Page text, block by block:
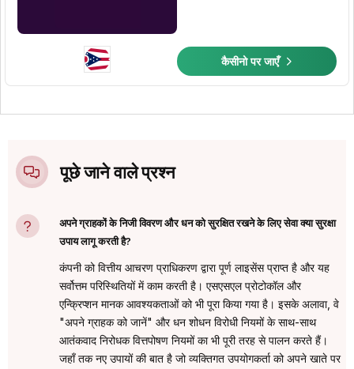
कैसीनो पर जाएँ
पूछे जाने वाले प्रश्न
अपने ग्राहकों के निजी विवरण और धन को सुरक्षित रखने के लिए सेवा क्या सुरक्षा
उपाय लागू करती है?
कंपनी को वित्तीय आचरण प्राधिकरण द्वारा पूर्ण लाइसेंस प्राप्त है और यह
सर्वोत्तम परिस्थितियों में काम करती है। एसएसएल प्रोटोकॉल और
एन्क्रिप्शन मानक आवश्यकताओं को भी पूरा किया गया है। इसके अलावा, वे
"अपने ग्राहक को जानें" और धन शोधन विरोधी नियमों के साथ-साथ
आतंकवाद निरोधक वित्तपोषण नियमों का भी पूरी तरह से पालन करते हैं।
जहाँ तक नए उपायों की बात है जो व्यक्तिगत उपयोगकर्ता को अपने खाते पर